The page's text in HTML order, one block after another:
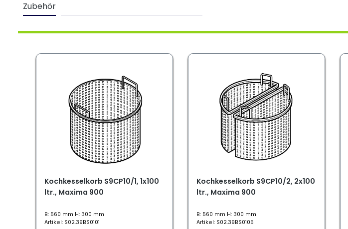
Zubehör
Kochkesselkorb S9CP10/1, 1x100
ltr., Maxima 900
B: 560 mm H: 300 mm
Artikel: S02.39BS0101
Kochkesselkorb S9CP10/2, 2x100
ltr., Maxima 900
B: 560 mm H: 300 mm
Artikel: S02.39BS0105